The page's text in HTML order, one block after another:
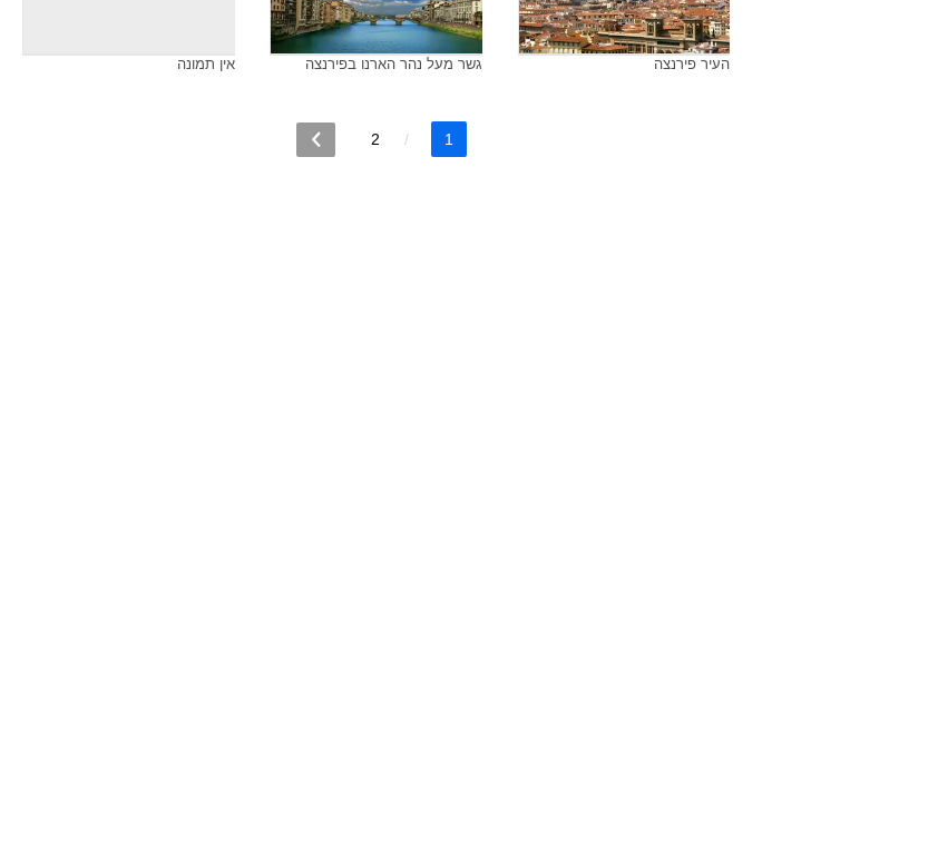
העיר פירנצה גשר מעל נהר הארנו בפירנצה אין תמונה
1
2